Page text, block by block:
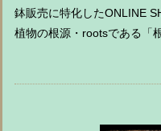
鉢販売に特化したONLINE
植物の根源・rootsである「